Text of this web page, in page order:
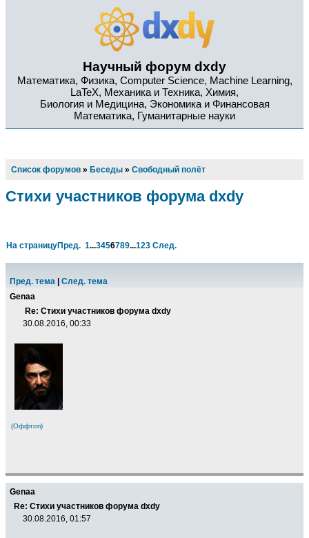
Научный форум dxdy
Математика, Физика, Computer Science, Machine Learning,
LaTeX, Механика и Техника, Химия,
Биология и Медицина, Экономика и Финансовая
Математика, Гуманитарные науки
Список форумов » Беседы » Свободный полёт
Стихи участников форума dxdy
На страницуПред. 1...3456789...123 След.
Пред. тема
След. тема
Genaa
Re: Стихи участников форума dxdy
30.08.2016, 00:33
(Оффтоп)
Genaa
Re: Стихи участников форума dxdy
30.08.2016, 01:57